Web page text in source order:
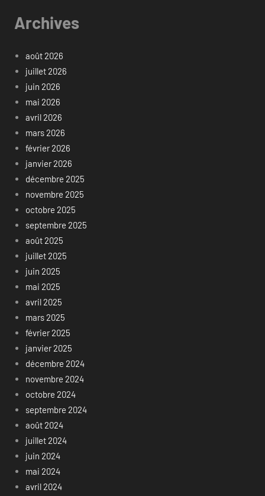
Archives
août 2026
juillet 2026
juin 2026
mai 2026
avril 2026
mars 2026
février 2026
janvier 2026
décembre 2025
novembre 2025
octobre 2025
septembre 2025
août 2025
juillet 2025
juin 2025
mai 2025
avril 2025
mars 2025
février 2025
janvier 2025
décembre 2024
novembre 2024
octobre 2024
septembre 2024
août 2024
juillet 2024
juin 2024
mai 2024
avril 2024